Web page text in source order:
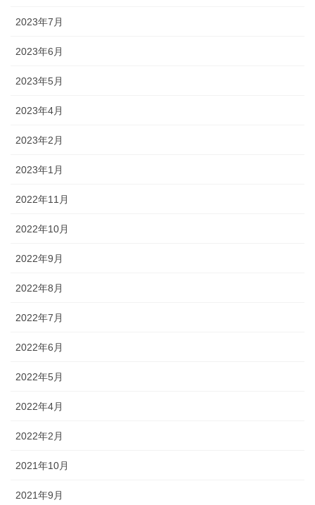
2023年7月
2023年6月
2023年5月
2023年4月
2023年2月
2023年1月
2022年11月
2022年10月
2022年9月
2022年8月
2022年7月
2022年6月
2022年5月
2022年4月
2022年2月
2021年10月
2021年9月